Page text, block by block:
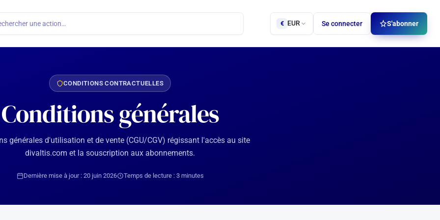
une action… € EUR Se connecter S'abonner
CONDITIONS CONTRACTUELLES
Conditions générales
générales d'utilisation et de vente (CGU/CGV) régissant l'accès au site
divaltis.com et la souscription aux abonnements.
Dernière mise à jour : 20 juin 2026 Temps de lecture : 3 minutes